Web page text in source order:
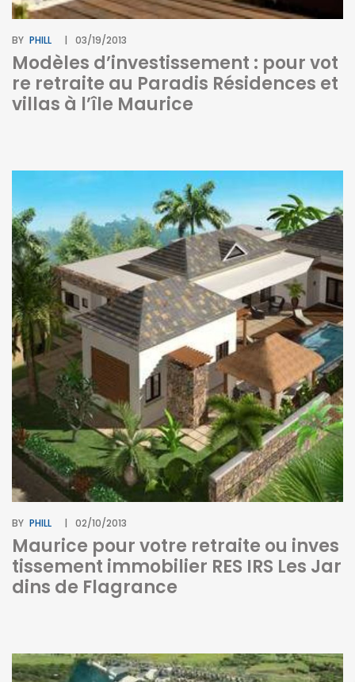
BY PHILL 03/19/2013
Modèles d’investissement : pour vot
re retraite au Paradis Résidences et
villas à l’île Maurice
BY PHILL 02/10/2013
Maurice pour votre retraite ou inves
tissement immobilier RES IRS Les Jar
dins de Flagrance